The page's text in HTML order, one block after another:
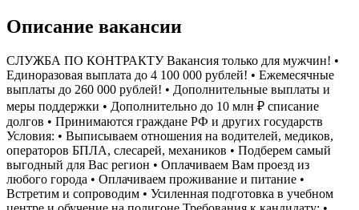
Описание вакансии
СЛУЖБА ПО КОНТРАКТУ Вакансия только для мужчин! •
Единоразовая выплата до 4 100 000 рублей! • Ежемесячные
выплаты до 260 000 рублей! • Дополнительные выплаты и
меры поддержки • Дополнительно до 10 млн ₽ списание
долгов • Принимаются граждане РФ и других государств
Условия: • Выписываем отношения на водителей, медиков,
операторов БПЛА, слесарей, механиков • Подберем самый
выгодный для Вас регион • Оплачиваем Вам проезд из
любого города • Оплачиваем проживание и питание •
Встретим и сопроводим • Усиленная подготовка в учебном